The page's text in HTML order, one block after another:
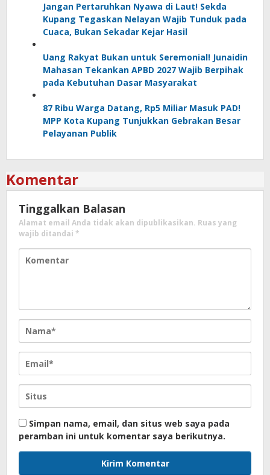
Jangan Pertaruhkan Nyawa di Laut! Sekda
Kupang Tegaskan Nelayan Wajib Tunduk pada
Cuaca, Bukan Sekadar Kejar Hasil
Uang Rakyat Bukan untuk Seremonial! Junaidin
Mahasan Tekankan APBD 2027 Wajib Berpihak
pada Kebutuhan Dasar Masyarakat
87 Ribu Warga Datang, Rp5 Miliar Masuk PAD!
MPP Kota Kupang Tunjukkan Gebrakan Besar
Pelayanan Publik
Komentar
Tinggalkan Balasan
Alamat email Anda tidak akan dipublikasikan. Ruas yang
wajib ditandai *
Simpan nama, email, dan situs web saya pada
peramban ini untuk komentar saya berikutnya.